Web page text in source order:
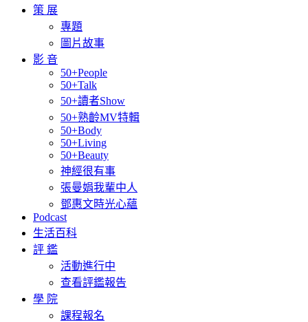
策 展
專題
圖片故事
影 音
50+People
50+Talk
50+讀者Show
50+熟齡MV特輯
50+Body
50+Living
50+Beauty
神經很有事
張曼娟我輩中人
鄧惠文時光心蘊
Podcast
生活百科
評 鑑
活動進行中
查看評鑑報告
學 院
課程報名